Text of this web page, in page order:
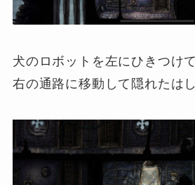
犬のロボットを左にひきつけ
右の通路に移動して隠れたは